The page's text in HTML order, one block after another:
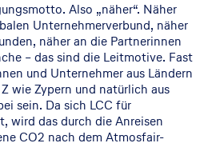
Also „näher“. Näher
Unternehmerverbund, näher
näher an die Partnerinnen
– das sind die Leitmotive. Fast
und Unternehmer aus Ländern
wie Zypern und natürlich aus
sein. Da sich LCC für
wird das durch die Anreisen
CO2 nach dem Atmosfair-